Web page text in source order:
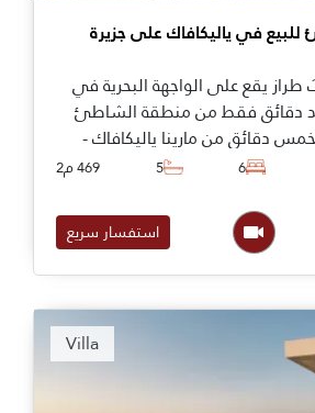
في ياليكافاك على جزيرة
يقع على الواجهة البحرية في
دقائق فقط من منطقة الشاطئ
دقائق من مارينا ياليكافاك -
هو أفضل مجمع متاح حاليًا في
6
5 469 م2
استفسار سريع
Villa